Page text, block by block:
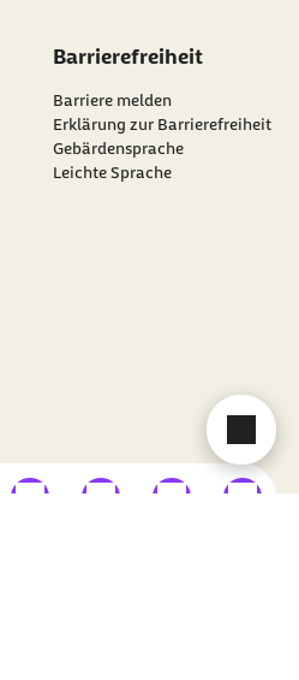
Barrierefreiheit
Barriere melden
Erklärung zur Barrierefreiheit
Gebärdensprache
Leichte Sprache
Link
externer Linkexterner Linkexterner Link